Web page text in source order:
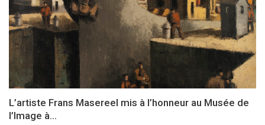
L’artiste Frans Masereel mis à l’honneur au Musée de
l’Image à…